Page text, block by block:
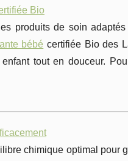
Bio
produits de soin
bébé certifiée Bio des
tout en douceur.
chimique optimal pour